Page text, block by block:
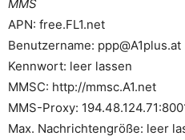
MMS
APN: free.FL1.net
Benutzername: ppp@A1plus.at
Kennwort: leer lassen
MMSC: http://mmsc.A1.net
MMS-Proxy:
Max. Nachrichtengröße: leer